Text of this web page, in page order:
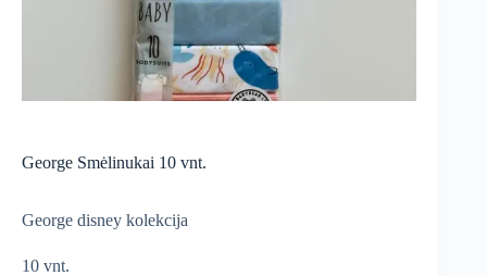
George Smėlinukai 10 vnt.
George disney kolekcija
10 vnt.